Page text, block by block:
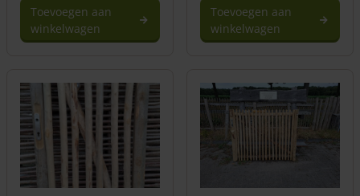
Toevoegen aan
winkelwagen
Toevoegen aan
winkelwagen